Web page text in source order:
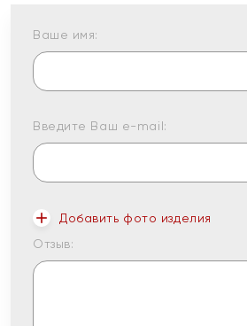
Ваше имя:
Введите Ваш e-mail:
Добавить фото изделия
Отзыв: